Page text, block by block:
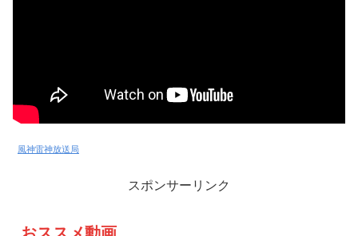
風神雷神放送局
スポンサーリンク